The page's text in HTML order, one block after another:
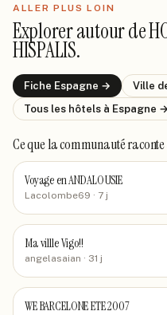
ALLER PLUS LOIN
Explorer autour de
HISPALIS.
Fiche Espagne → Ville
Tous les hôtels à Espagne →
Ce que la communauté raconte
Voyage en ANDALOUSIE
Lacolombe69 · 7 j
Ma villle Vigo!!
angelasaian · 31 j
WE BARCELONE ETE 2007